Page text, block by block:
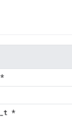
*